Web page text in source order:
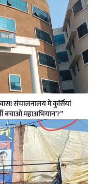
संचालनालय में कुर्सियां
बचाओ महाअभियान’?”